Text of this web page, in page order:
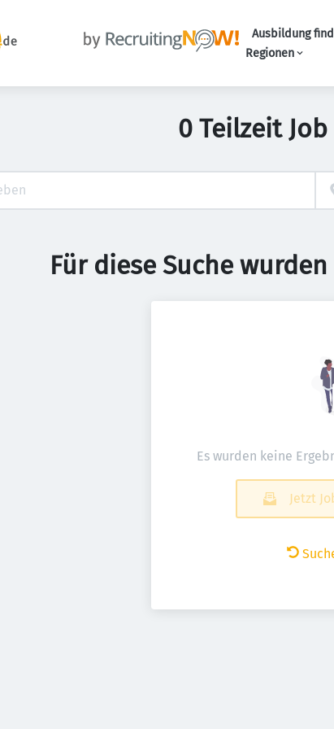
Ausbildung
Regionen
0 Teilzeit
Für diese Suche
Es wurden keine
Jetzt